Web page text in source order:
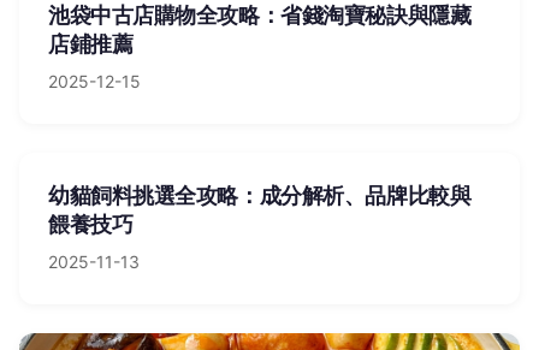
池袋中古店購物全攻略：省錢淘寶秘訣與隱藏
店鋪推薦
2025-12-15
幼貓飼料挑選全攻略：成分解析、品牌比較與
餵養技巧
2025-11-13